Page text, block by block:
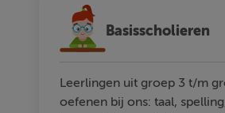
Basisscholieren
Leerlingen uit groep 3 t/m
oefenen bij ons: taal,